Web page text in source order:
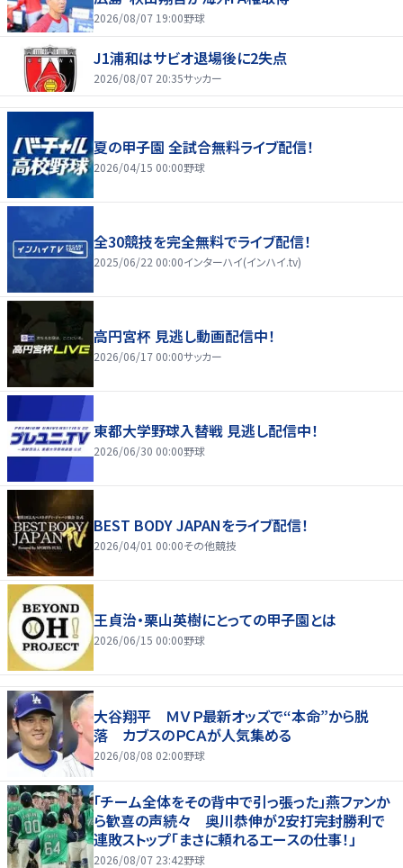
2026/08/07 19:00野球
J1浦和はサビオ退場後に2失点
2026/08/07 20:35サッカー
夏の甲子園 全試合無料ライブ配信！
2026/04/15 00:00野球
全30競技を完全無料でライブ配信！
2025/06/22 00:00インターハイ(インハイ.tv)
高円宮杯 見逃し動画配信中！
2026/06/17 00:00サッカー
東都大学野球入替戦 見逃し配信中！
2026/06/30 00:00野球
BEST BODY JAPANをライブ配信！
2026/04/01 00:00その他競技
王貞治・栗山英樹にとっての甲子園とは
2026/06/15 00:00野球
大谷翔平 ＭＶＰ最新オッズで“本命”から脱
落 カブスのＰＣＡが人気集める
2026/08/08 02:00野球
「チーム全体をその背中で引っ張った」燕ファンか
ら歓喜の声続々 奥川恭伸が2安打完封勝利で
連敗ストップ「まさに頼れるエースの仕事！」
2026/08/07 23:42野球